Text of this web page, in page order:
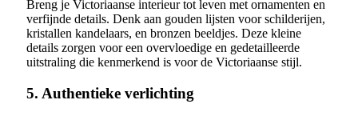
Breng je Victoriaanse interieur tot leven met ornamenten en
verfijnde details. Denk aan gouden lijsten voor schilderijen,
kristallen kandelaars, en bronzen beeldjes. Deze kleine
details zorgen voor een overvloedige en gedetailleerde
uitstraling die kenmerkend is voor de Victoriaanse stijl.
5. Authentieke verlichting